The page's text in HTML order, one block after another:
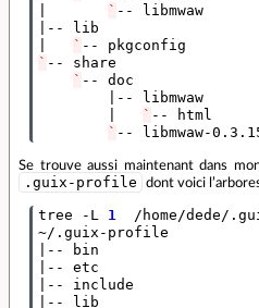
`
`
` -- share
` -- doc
-- libmwaw
` -- html
` -- libmwaw-
Se trouve aussi maintenant dans
.guix-profile dont voici
tree -L 1
/home/dede/